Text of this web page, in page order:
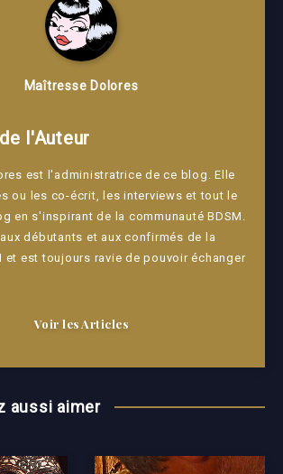
Maîtresse Dolores
l'Auteur
est l'administratrice de ce blog. Elle
ou les co-écrit, les interviews et tout le
en s'inspirant de la communauté BDSM.
débutants et aux confirmés de la
et est toujours ravie de pouvoir échanger
Voir les Articles
aussi aimer